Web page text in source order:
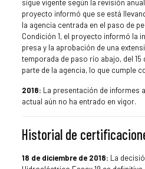
sigue vigente según la revisión
proyecto informó que se está
la agencia centrada en el paso de
Condición 1, el proyecto informó la
presa y la aprobación de una
temporada de paso río abajo, del
parte de la agencia, lo que cumple
2018: La presentación de informes
actual aún no ha entrado en vigor.
Historial de
18 de diciembre de 2018: La